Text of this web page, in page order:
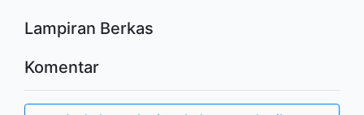
Lampiran Berkas
Komentar